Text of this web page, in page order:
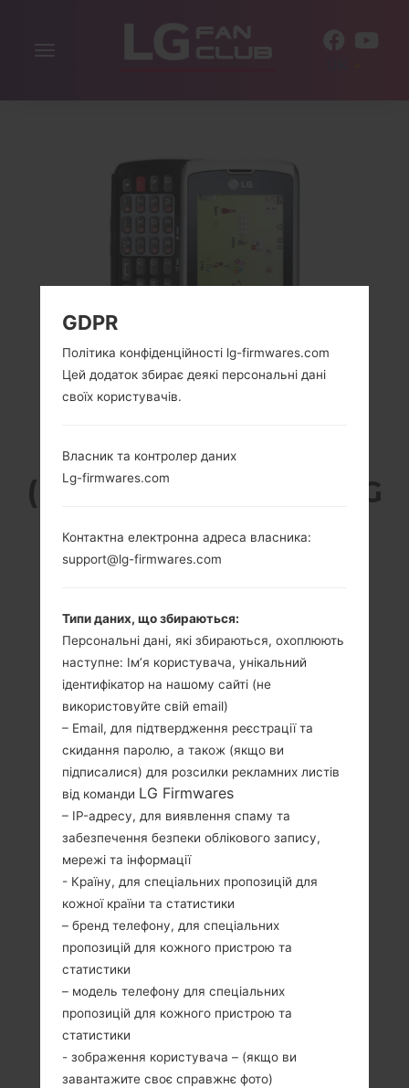
Включити
LG GW525G
(LGGW525G) З СЕРІЇ LG
BREEZE
2.8 in (~39.5%
співвідношення
екрану до тіла)
240 x 400 пікселів
(~167 щільність
пікселів на дюйм)
125.5 грам (4.41
унції)
Зємний Li-Ion 900
-
Unknown
Серпень, 2009
GDPR
Політика конфіденційності lg-firmwares.com
Цей додаток збирає деякі персональні дані
своїх користувачів.
Власник та контролер даних
Lg-firmwares.com
Контактна електронна адреса власника:
support@lg-firmwares.com
Типи даних, що збираються:
Персональні дані, які збираються, охоплюють
наступне: Ім’я користувача, унікальний
ідентифікатор на нашому сайті (не
використовуйте свій email)
– Email, для підтвердження реєстрації та
скидання паролю, а також (якщо ви
підписалися) для розсилки рекламних листів
від команди LG Firmwares
– IP-адресу, для виявлення спаму та
забезпечення безпеки облікового запису,
мережі та інформації
- Країну, для спеціальних пропозицій для
кожної країни та статистики
– бренд телефону, для спеціальних
пропозицій для кожного пристрою та
статистики
– модель телефону для спеціальних
пропозицій для кожного пристрою та
статистики
- зображення користувача – (якщо ви
завантажите своє справжнє фото)